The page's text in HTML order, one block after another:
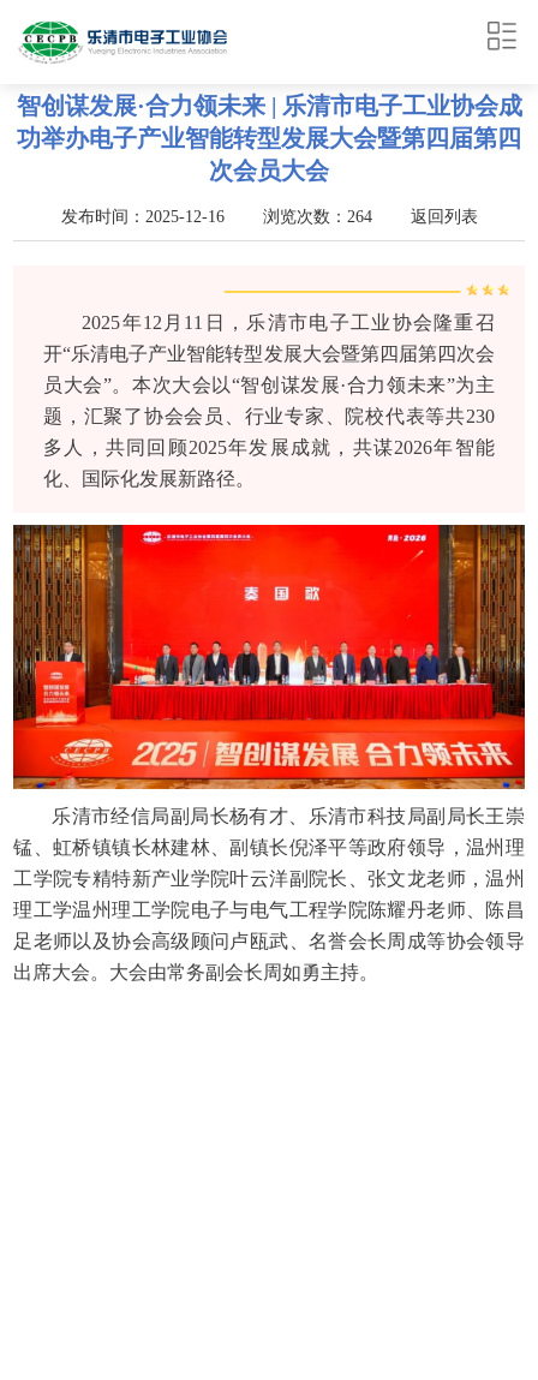
智创谋发展·合力领未来 | 乐清市电子工业协会成
功举办电子产业智能转型发展大会暨第四届第四
次会员大会
发布时间：2025-12-16 浏览次数：264 返回列表
2025年12月11日，乐清市电子工业协会隆重召
开“乐清电子产业智能转型发展大会暨第四届第四次会
员大会”。本次大会以“智创谋发展·合力领未来”为主
题，汇聚了协会会员、行业专家、院校代表等共230
多人，共同回顾2025年发展成就，共谋2026年智能
化、国际化发展新路径。
乐清市经信局副局长杨有才、乐清市科技局副局长王崇
锰、虹桥镇镇长林建林、副镇长倪泽平等政府领导，温州理
工学院专精特新产业学院叶云洋副院长、张文龙老师，温州
理工学温州理工学院电子与电气工程学院陈耀丹老师、陈昌
足老师以及协会高级顾问卢瓯武、名誉会长周成等协会领导
出席大会。大会由常务副会长周如勇主持。